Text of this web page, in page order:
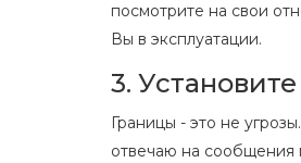
посмотрите на свои
Вы в эксплуатации.
3.
Границы - это не
отвечаю на сообщения